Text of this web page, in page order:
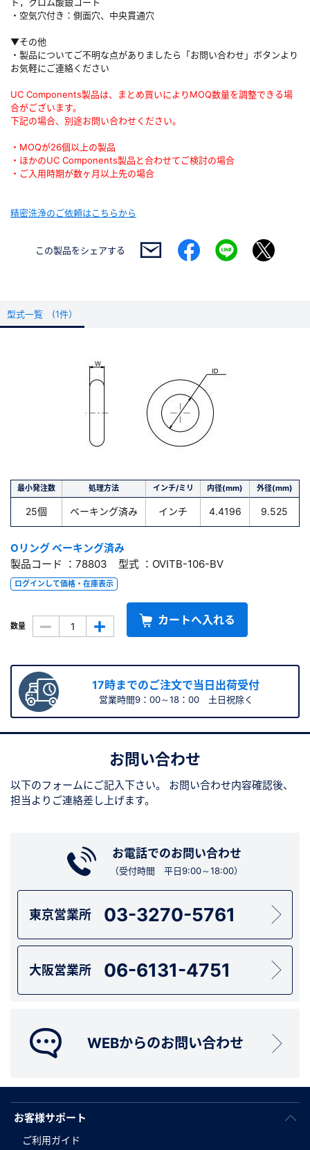
ト，クロム酸銀コート
・空気穴付き：側面穴、中央貫通穴
▼その他
・製品についてご不明な点がありましたら「お問い合わせ」ボタンより
お気軽にご連絡ください
UC Components製品は、まとめ買いによりMOQ数量を調整できる場
合がございます。
下記の場合、別途お問い合わせください。
・MOQが26個以上の製品
・ほかのUC Components製品と合わせてご検討の場合
・ご入用時期が数ヶ月以上先の場合
精密洗浄のご依頼はこちらから
この製品をシェアする
型式一覧 (1件）
最小発注数 処理方法 インチ/ミリ 内径(mm) 外径(mm)
25個 ベーキング済み インチ 4.4196 9.525
Oリング ベーキング済み
製品コード ：78803 型式 ：OVITB-106-BV
ログインして価格・在庫表示
数量 カートへ入れる
17時までのご注文で当日出荷受付
営業時間9：00～18：00 土日祝除く
お問い合わせ
以下のフォームにご記入下さい。
お問い合わせ内容確認後、
担当よりご連絡差し上げます。
お電話でのお問い合わせ
（受付時間 平日9:00～18:00）
東京営業所 03-3270-5761
大阪営業所 06-6131-4751
WEBからのお問い合わせ
お客様サポート
ご利用ガイド